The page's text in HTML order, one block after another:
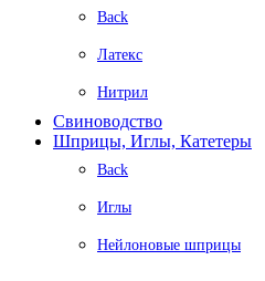
Back
Латекс
Нитрил
Свиноводство
Шприцы, Иглы, Катетеры
Back
Иглы
Нейлоновые шприцы